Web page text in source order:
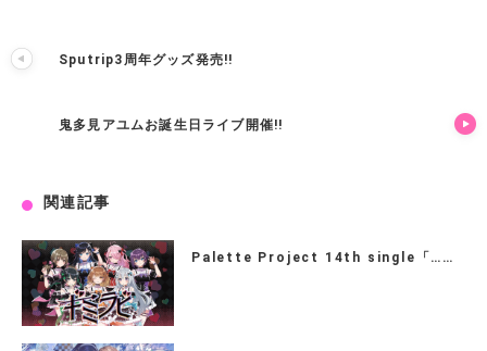
Sputrip3周年グッズ発売!!
鬼多見アユムお誕生日ライブ開催!!
関連記事
Palette Project 14th single「……